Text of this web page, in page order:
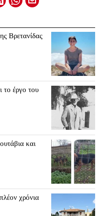
Βρετανίδας
το έργο του
και
χρόνια